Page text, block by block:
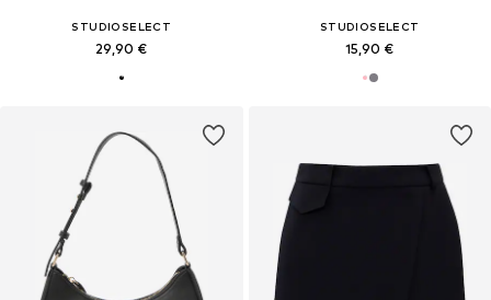
STUDIOSELECT
29,90 €
STUDIOSELECT
15,90 €